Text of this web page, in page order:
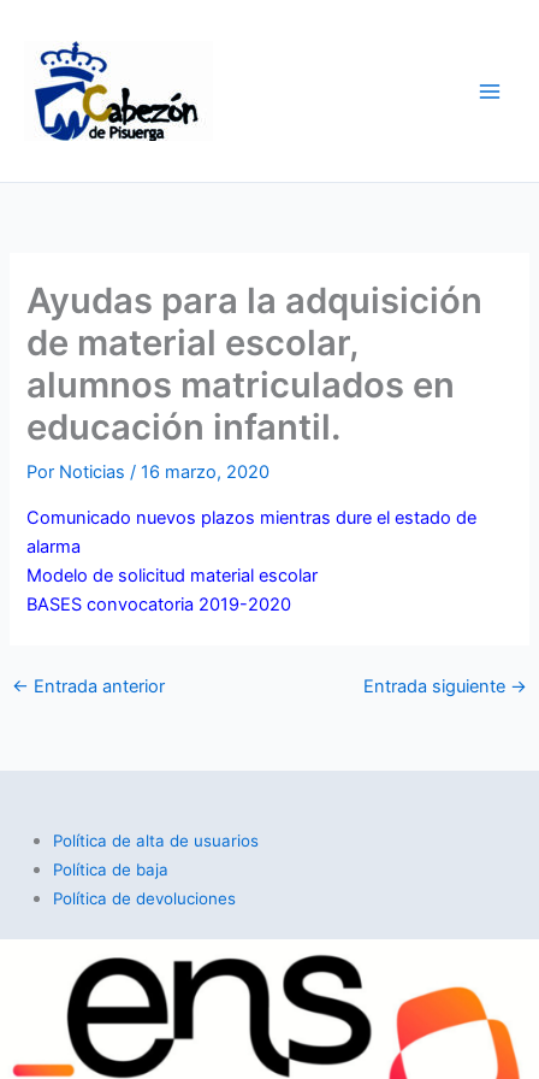
contenido
Ayudas para la adquisición
de material escolar,
alumnos matriculados en
educación infantil.
Por Noticias/16 marzo, 2020
Comunicado nuevos plazos mientras dure el estado de
alarma
Modelo de solicitud material escolar
BASES convocatoria 2019-2020
← Entrada anterior Entrada siguiente →
Política de alta de usuarios
Política de baja
Política de devoluciones